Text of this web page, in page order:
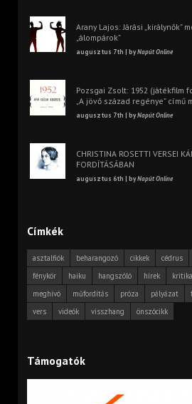
Arany Lajos: Járási „királynők”
„álompárok”
augusztus 7th | byNapút Online
Pozsgai Zsolt: 1952 (játékfilm
„A jövő század regénye” című
augusztus 7th | byNapút Online
CHRISTINA ROSETTI VERSEI
FORDÍTÁSÁBAN
augusztus 6th | byNapút Online
Címkék
asztalfiók beharangozó cikkek cédrus
fénykör
haiku hangszóló hírek kritika
meghívó
műfordítás próza pályázat
vers
videók visszhang önszócikk
Támogatók